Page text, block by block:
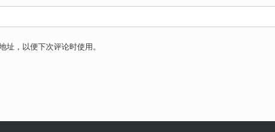
，以便下次评论时使用。